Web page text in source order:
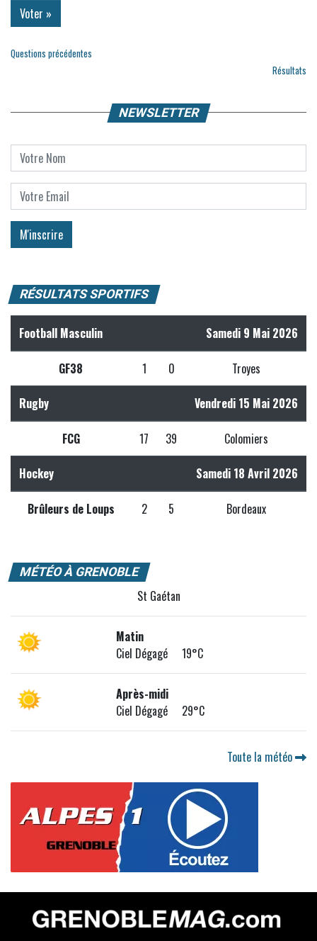
Questions précédentes
Résultats
NEWSLETTER
RÉSULTATS SPORTIFS
Football Masculin Samedi 9 Mai 2026
GF38 1 0 Troyes
Rugby Vendredi 15 Mai 2026
FCG 17 39 Colomiers
Hockey Samedi 18 Avril 2026
Brûleurs de Loups 2 5 Bordeaux
MÉTÉO À GRENOBLE
St Gaétan
Matin
Ciel Dégagé 19°C
Après-midi
Ciel Dégagé 29°C
Toute la météo